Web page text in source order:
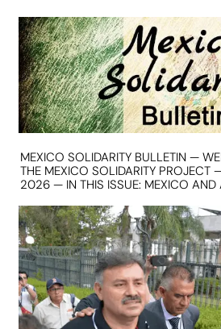
MEXICO SOLIDARITY BULLETIN —
THE MEXICO SOLIDARITY
2026 — IN THIS ISSUE: MEXICO AND